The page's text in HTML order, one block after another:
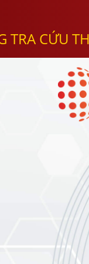
TRA CỨU